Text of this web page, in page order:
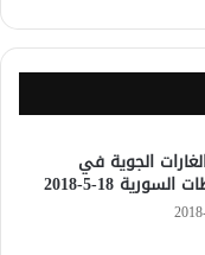
الجوية في
18-5-2018